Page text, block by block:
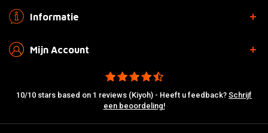
Informatie
Mijn Account
10/10 stars based on 1 reviews (Kiyoh) - Heeft u feedback? Schrijf
een beoordeling!